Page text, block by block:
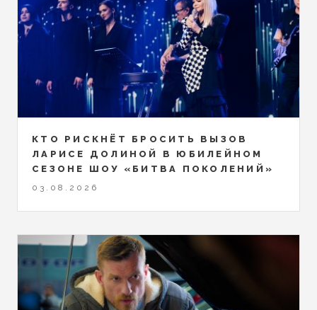
КТО РИСКНЁТ БРОСИТЬ ВЫЗОВ
ЛАРИСЕ ДОЛИНОЙ В ЮБИЛЕЙНОМ
СЕЗОНЕ ШОУ «БИТВА ПОКОЛЕНИЙ»
03.08.2026